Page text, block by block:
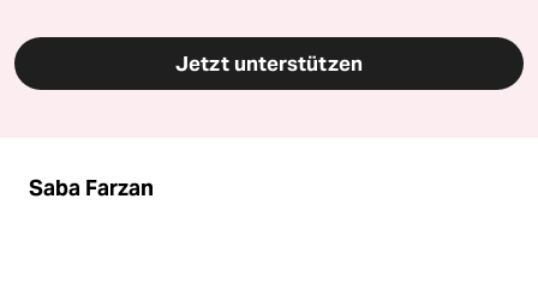
Jetzt unterstützen
Saba Farzan